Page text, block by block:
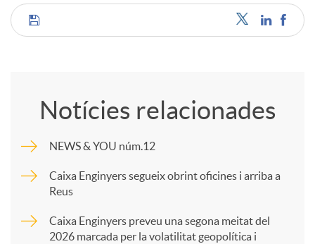
C
m
p
a
Notícies relacionades
NEWS & YOU núm.12
Caixa Enginyers segueix obrint oficines i arriba a
Reus
Caixa Enginyers preveu una segona meitat del
2026 marcada per la volatilitat geopolítica i